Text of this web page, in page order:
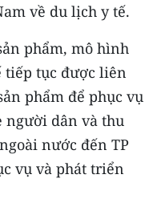
về du lịch y tế.
phẩm, mô hình
tiếp tục được liên
phẩm để phục vụ
người dân và thu
nước đến TP
vụ và phát triển